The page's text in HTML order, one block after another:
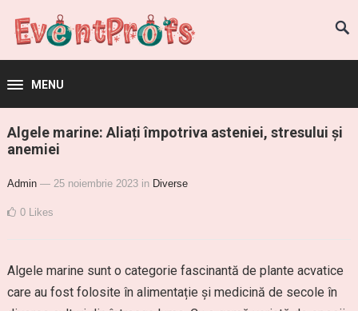
MENU
Algele marine: Aliați împotriva asteniei, stresului și
anemiei
Admin — 25 noiembrie 2023 in Diverse
0 Likes
Algele marine sunt o categorie fascinantă de plante acvatice
care au fost folosite în alimentație și medicină de secole în